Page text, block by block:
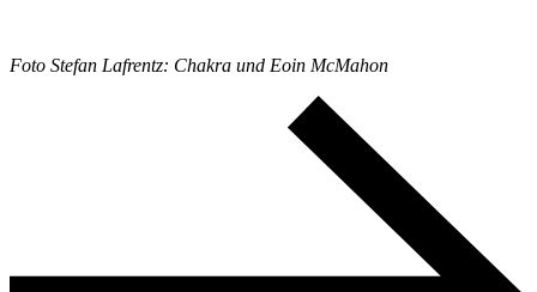
Foto Stefan Lafrentz: Chakra und Eoin McMahon